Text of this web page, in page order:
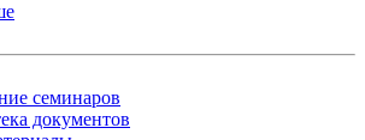
семинаров
документов